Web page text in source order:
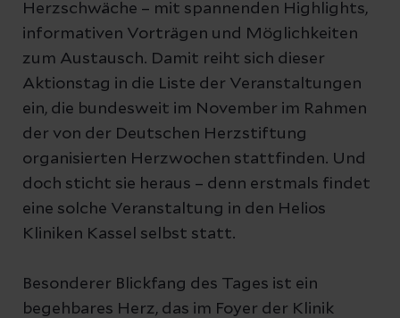
Herzschwäche – mit spannenden Highlights,
informativen Vorträgen und Möglichkeiten
zum Austausch. Damit reiht sich dieser
Aktionstag in die Liste der Veranstaltungen
ein, die bundesweit im November im Rahmen
der von der Deutschen Herzstiftung
organisierten Herzwochen stattfinden. Und
doch sticht sie heraus – denn erstmals findet
eine solche Veranstaltung in den Helios
Kliniken Kassel selbst statt.
Besonderer Blickfang des Tages ist ein
begehbares Herz, das im Foyer der Klinik